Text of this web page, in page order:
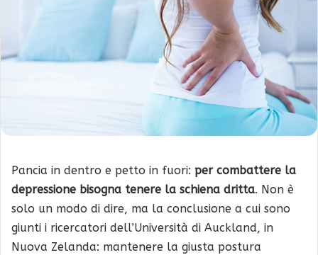
Pancia in dentro e petto in fuori: per combattere la
depressione bisogna tenere la schiena dritta. Non è
solo un modo di dire, ma la conclusione a cui sono
giunti i ricercatori dell’Università di Auckland, in
Nuova Zelanda: mantenere la giusta postura